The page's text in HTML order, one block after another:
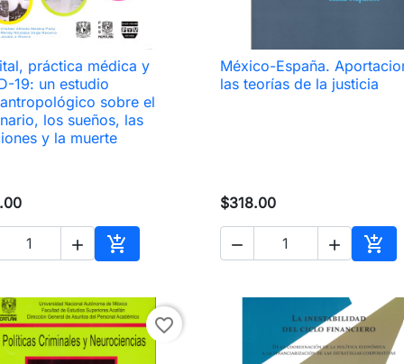
 Vista rápida
práctica médica y
19: un estudio
sobre el
los sueños, las
y la muerte
 
Añadir al carrito
 Vista rápida
México-España.
las teorías de la justicia
$318.00
  
favorite_border